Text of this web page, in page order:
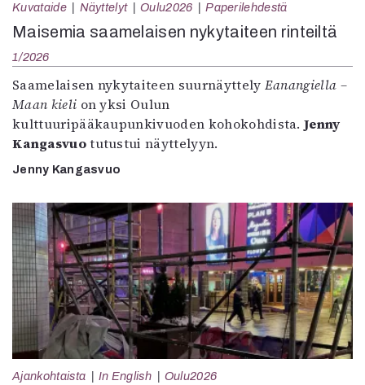
Kuvataide Näyttelyt Oulu2026 Paperilehdestä
Maisemia saamelaisen nykytaiteen rinteiltä
1/2026
Saamelaisen nykytaiteen suurnäyttely Eanangiella –
Maan kieli on yksi Oulun
kulttuuripääkaupunkivuoden kohokohdista.Jenny
Kangasvuotutustui näyttelyyn.
Jenny Kangasvuo
Ajankohtaista In English Oulu2026